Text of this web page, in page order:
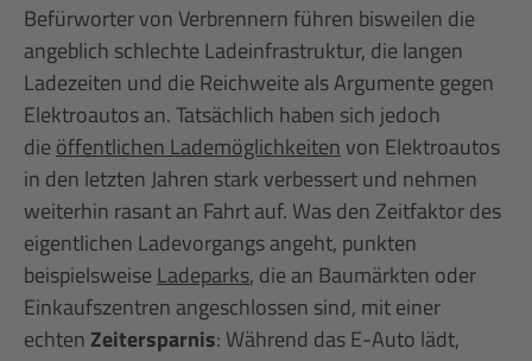
Befürworter von Verbrennern führen bisweilen die
angeblich schlechte Ladeinfrastruktur, die langen
Ladezeiten und die Reichweite als Argumente gegen
Elektroautos an. Tatsächlich haben sich jedoch
die öffentlichen Lademöglichkeitenvon Elektroautos
in den letzten Jahren stark verbessert und nehmen
weiterhin rasant an Fahrt auf. Was den Zeitfaktor des
eigentlichen Ladevorgangs angeht, punkten
beispielsweise Ladeparks, die an Baumärkten oder
Einkaufszentren angeschlossen sind, mit einer
echten Zeitersparnis: Während das E-Auto lädt,